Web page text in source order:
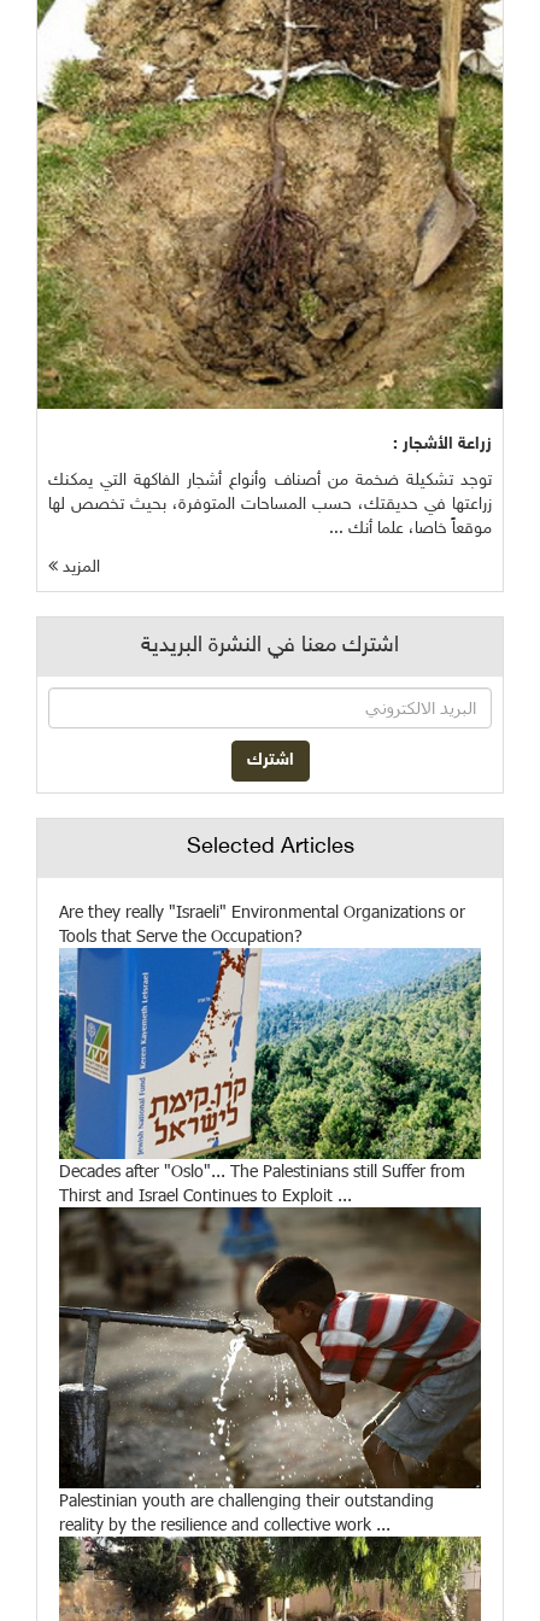
زراعة الأشجار :
توجد تشكيلة ضخمة من أصناف وأنواع أشجار الفاكهة التي يمكنك
زراعتها في حديقتك، حسب المساحات المتوفرة، بحيث تخصص لها
موقعاً خاصا، علما أنك ...
المزيد
اشترك معنا في النشرة البريدية
Selected Articles
Are they really "Israeli" Environmental Organizations or
Tools that Serve the Occupation?
Decades after "Oslo"... The Palestinians still Suffer from
Thirst and Israel Continues to Exploit ...
Palestinian youth are challenging their outstanding
reality by the resilience and collective work ...